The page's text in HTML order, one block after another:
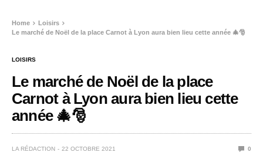
Home
Loisirs
Le marché de Noël de la place Carnot à Lyon aura bien lieu cette année 🎄🎅
LOISIRS
Le marché de Noël de la place
Carnot à Lyon aura bien lieu cette
année 🎄🎅
LA RÉDACTION 22 OCTOBRE 2021 0